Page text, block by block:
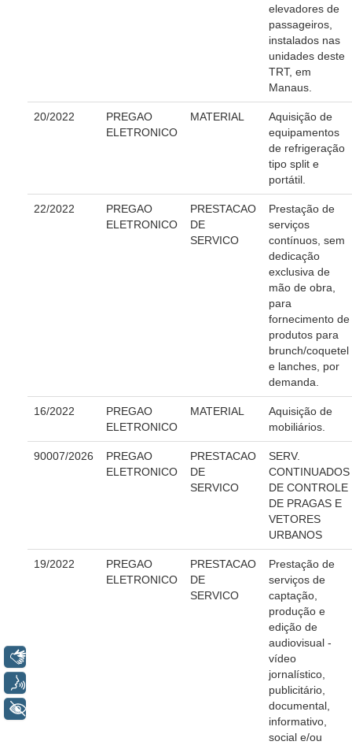
Tecnologia da Informação e Comunicação
Gestão de Pessoas
Auditoria e Prestação de Contas
Acórdãos
Atos Administrativos
Biblioteca Digital
Código de Ética dos Servidores
Ementário
elevadores de
passageiros,
instalados nas
unidades deste
TRT, em
Manaus.
20/2022
PREGAO
ELETRONICO
MATERIAL
Aquisição de
equipamentos
de refrigeração
tipo split e
portátil.
22/2022
PREGAO
ELETRONICO
PRESTACAO
DE
SERVICO
Prestação de
serviços
contínuos, sem
dedicação
exclusiva de
mão de obra,
para
fornecimento de
produtos para
brunch/coquetel
e lanches, por
demanda.
16/2022
PREGAO
ELETRONICO
MATERIAL
Aquisição de
mobiliários.
90007/2026
PREGAO
ELETRONICO
PRESTACAO
DE
SERVICO
SERV.
CONTINUADOS
DE CONTROLE
DE PRAGAS E
VETORES
URBANOS
19/2022
PREGAO
ELETRONICO
PRESTACAO
DE
SERVICO
Prestação de
serviços de
captação,
produção e
edição de
audiovisual -
vídeo
jornalístico,
publicitário,
documental,
informativo,
social e/ou